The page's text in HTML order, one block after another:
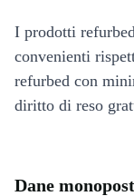
I prodotti
convenienti
refurbed con
diritto di reso
Dane